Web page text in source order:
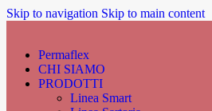
Skip to navigation Skip to main content
Permaflex
CHI SIAMO
PRODOTTI
Linea Smart